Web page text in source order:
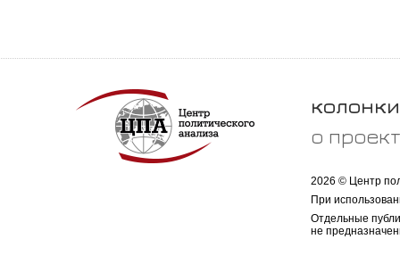
колонки
о
2026 © Центр
При
Отдельные
не